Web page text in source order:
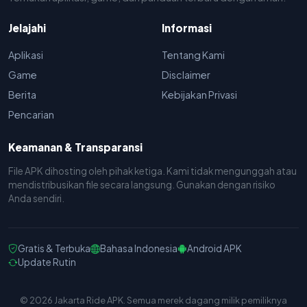
Jelajahi
Aplikasi
Game
Berita
Pencarian
Informasi
Tentang Kami
Disclaimer
Kebijakan Privasi
Keamanan & Transparansi
File APK dihosting oleh pihak ketiga. Kami tidak mengunggah atau
mendistribusikan file secara langsung. Gunakan dengan risiko
Anda sendiri.
Gratis & Terbuka Bahasa Indonesia
Android APK
Update Rutin
© 2026 Jakarta Ride APK. Semua merek dagang milik pemiliknya